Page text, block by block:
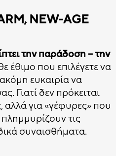
NEW-AGE
την παράδοση – την
έθιμο που επιλέγετε να
ευκαιρία να
Γιατί δεν πρόκειται
για «γέφυρες» που
πλημμυρίζουν τις
συναισθήματα.